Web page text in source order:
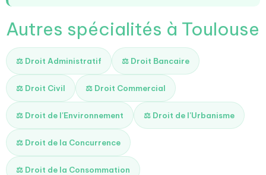
Autres spécialités à Toulouse
⚖️ Droit Administratif ⚖️ Droit Bancaire
⚖️ Droit Civil ⚖️ Droit Commercial
⚖️ Droit de l'Environnement ⚖️ Droit de l'Urbanisme
⚖️ Droit de la Concurrence
⚖️ Droit de la Consommation